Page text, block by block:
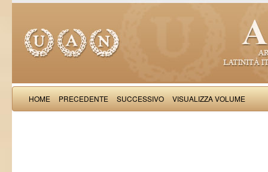
HOME PRECEDENTE SUCCESSIVO VISUALIZZA VOLUME